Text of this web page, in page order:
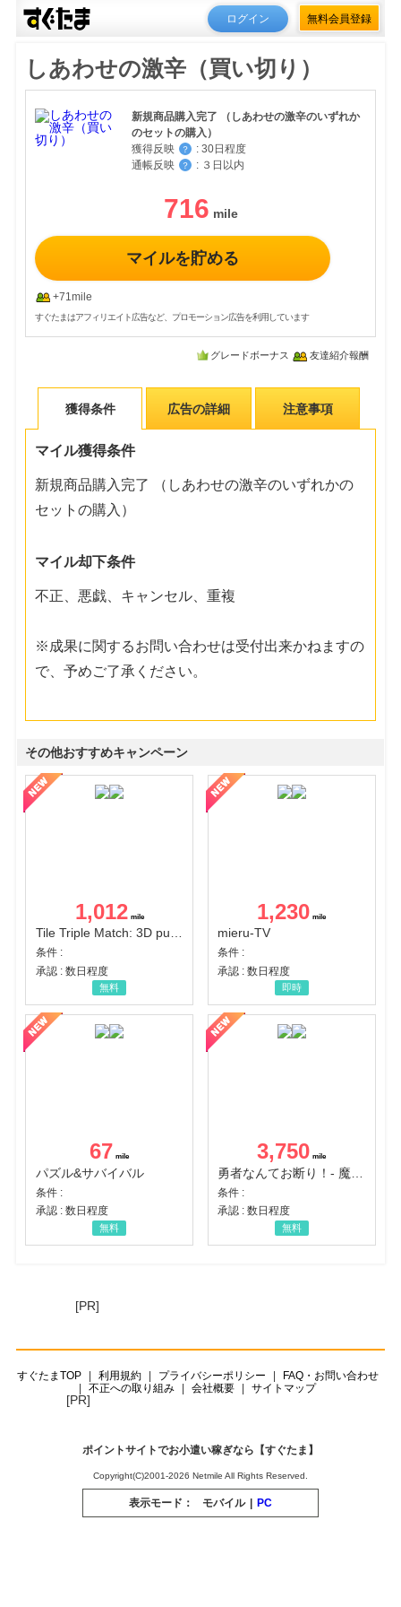
ログイン 無料会員登録
しあわせの激辛（買い切り）
新規商品購入完了 （しあわせの激辛のいずれか
のセットの購入）
獲得反映
？ : 30日程度
通帳反映
？ : ３日以内
716
マイルを貯める
+71mile
すぐたまはアフィリエイト広告など、プロモーション広告を利用しています
グレードボーナス 友達紹介報酬
獲得条件 広告の詳細 注意事項
マイル獲得条件
新規商品購入完了 （しあわせの激辛のいずれかの
セットの購入）
マイル却下条件
不正、悪戯、キャンセル、重複
※成果に関するお問い合わせは受付出来かねますの
で、予めご了承ください。
その他おすすめキャンペーン
1,012
Tile Triple Match: 3D puzzle
条件 :
承認 : 数日程度
無料
1,230
mieru-TV
条件 :
承認 : 数日程度
即時
67
パズル&サバイバル
条件 :
承認 : 数日程度
無料
3,750
条件 :
承認 : 数日程度
無料
[PR]
すぐたまTOP 利用規約 プライバシーポリシー
FAQ・お問い合わせ
不正への取り組み
会社概要 サイトマップ
[PR]
ポイントサイトでお小遣い稼ぎなら【すぐたま】
Copyright(C)2001-2026 Netmile All Rights Reserved.
表示モード： モバイル | PC